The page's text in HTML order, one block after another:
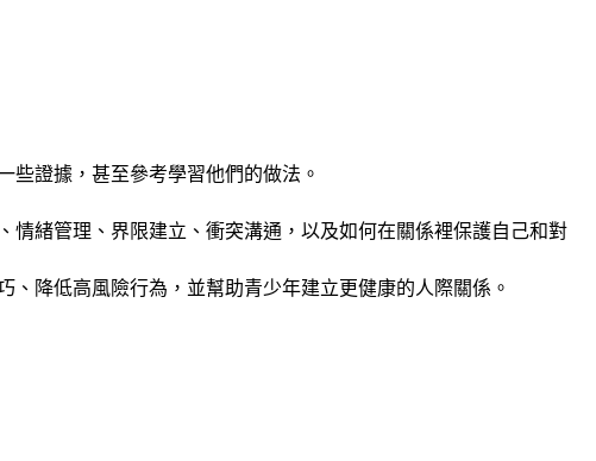
些證據，甚至參考學習他們的做法。
緒管理、界限建立、衝突溝通，以及如何在關係裡保護自己和對
降低高風險行為，並幫助青少年建立更健康的人際關係。